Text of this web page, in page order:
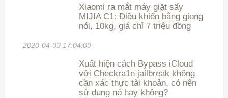
Xiaomi ra mắt máy giặt sấy
MIJIA C1: Điều khiển bằng giọng
nói, 10kg, giá chỉ 7 triệu đồng
2020-04-03 17:04:00
Xuất hiện cách Bypass iCloud
với Checkra1n jailbreak không
cần xác thực tài khoản, có nên
sử dung nó hay không?